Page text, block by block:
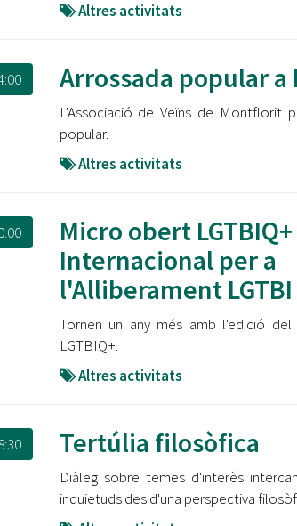
Altres activitats
Arrossada popular
L'Associació de Veïns de Montflorit
popular.
Altres activitats
Micro obert LGTBIQ+
Internacional per a
l'Alliberament LGTBI
Tornen un any més amb l'edició
LGTBIQ+.
Altres activitats
Tertúlia filosòfica
Diàleg sobre temes d'interès
inquietuds des d'una perspectiva